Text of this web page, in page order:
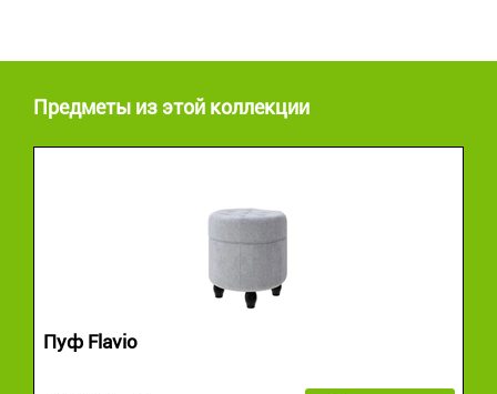
Предметы из этой коллекции
Пуф Flavio